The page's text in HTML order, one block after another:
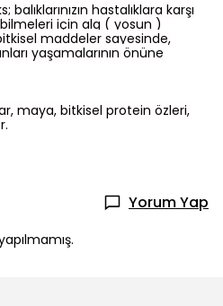
; balıklarınızın hastalıklara karşı
için alg ( yosun )
maddeler sayesinde,
yaşamalarının önüne
maya, bitkisel protein özleri,
Yorum Yap